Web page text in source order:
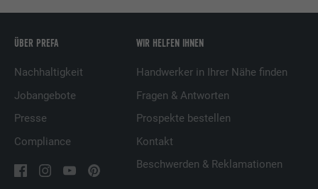
ÜBER PREFA
Nachhaltigkeit
Jobangebote
Presse
Compliance
WIR HELFEN IHNEN
Handwerker in Ihrer Nähe finden
Fragen & Antworten
Prospekte bestellen
Kontakt
Beschwerden & Reklamationen
Laufzeit
Zweck
Wird verwendet, um Besucher auf
mehreren Webseiten zu verfolgen, um
relevante Werbung basierend auf den
Präferenzen des Besuchers zu
präsentieren.